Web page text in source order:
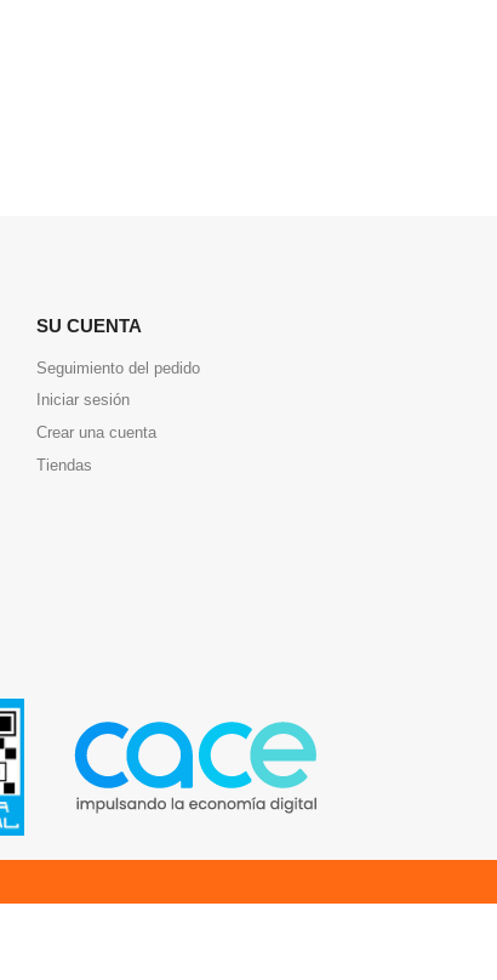
SU CUENTA
Seguimiento del pedido
Iniciar sesión
Crear una cuenta
Tiendas